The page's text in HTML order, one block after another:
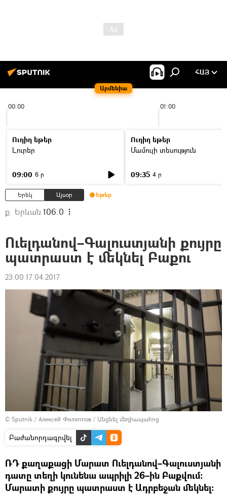
Արմենիա
ՀԱՅ
00:00 01:00
Ուղիղ եթեր
Լուրեր
09:00 6 ր
Ուղիղ եթեր
Մամուլի տեսություն
09:35 4 ր
Երեկ Այսօր Եթեր
ք. Երևան 106.0
Ուելդանով–Գալուստյանի քույրը
պատրաստ է մեկնել Բաքու
23:00 17.04.2017
© Sputnik / Алексей Филиппов / Անցնել մեդիապահոց
Բաժանորդագրվել
ՌԴ քաղաքացի Մարատ Ուելդանով–Գալուստյանի
դատը տեղի կունենա ապրիլի 26–ին Բաքվում։
Մարատի քույրը պատրաստ է Ադրբեջան մեկնել։